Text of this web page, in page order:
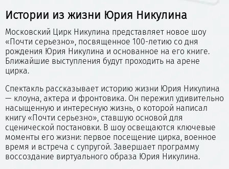
Истории из жизни Юрия Никулина
Московский Цирк Никулина представляет новое шоу
«Почти серьезно», посвященное 100-летию со дня
рождения Юрия Никулина и основанное на его книге.
Ближайшие выступления будут проходить на арене
цирка.
Спектакль рассказывает историю жизни Юрия Никулина
— клоуна, актера и фронтовика. Он пережил удивительно
насыщенную и интересную жизнь, о которой написал
книгу «Почти серьезно», ставшую основой для
сценической постановки. В шоу освещаются ключевые
моменты его жизни: первое посещение цирка, военное
время и встреча с супругой. Завершает программу
воссоздание виртуального образа Юрия Никулина.